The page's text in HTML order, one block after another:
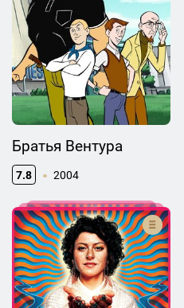
Братья Вентура
7.8 2004